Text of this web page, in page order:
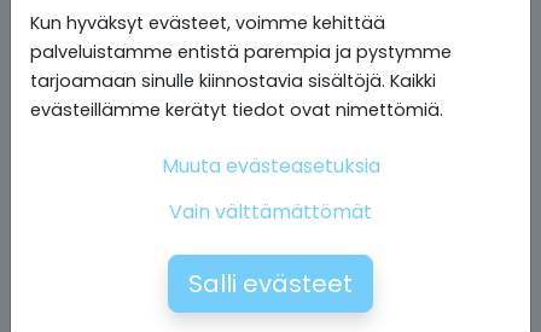
Kun hyväksyt evästeet, voimme kehittää
palveluistamme entistä parempia ja pystymme
tarjoamaan sinulle kiinnostavia sisältöjä. Kaikki
evästeillämme kerätyt tiedot ovat nimettömiä.
Muuta evästeasetuksia
Vain välttämättömät
Salli evästeet